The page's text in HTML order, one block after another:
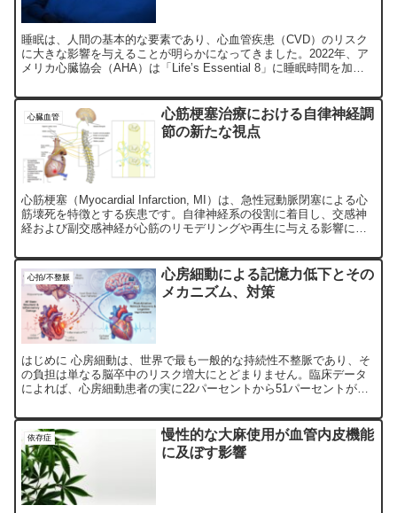
睡眠は、人間の基本的な要素であり、心血管疾患（CVD）のリスク
に大きな影響を与えることが明らかになってきました。2022年、ア
メリカ心臓協会（AHA）は「Life’s Essential 8」に睡眠時間を加
心臓血管
心筋梗塞治療における自律神経調
節の新たな視点
心筋梗塞（Myocardial Infarction, MI）は、急性冠動脈閉塞による心
筋壊死を特徴とする疾患です。自律神経系の役割に着目し、交感神
経および副交感神経が心筋のリモデリングや再生に与える影響につ
心拍/不整脈
心房細動による記憶力低下とその
メカニズム、対策
はじめに 心房細動は、世界で最も一般的な持続性不整脈であり、そ
の負担は単なる脳卒中のリスク増大にとどまりません。臨床データ
によれば、心房細動患者の実に22パーセントから51パーセントが、
依存症
慢性的な大麻使用が血管内皮機能
に及ぼす影響